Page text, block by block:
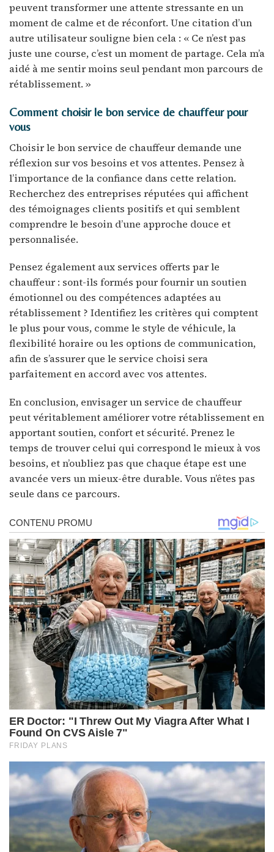
peuvent transformer une attente stressante en un
moment de calme et de réconfort. Une citation d’un
autre utilisateur souligne bien cela : « Ce n’est pas
juste une course, c’est un moment de partage. Cela m’a
aidé à me sentir moins seul pendant mon parcours de
rétablissement. »
Comment choisir le bon service de chauffeur pour
vous
Choisir le bon service de chauffeur demande une
réflexion sur vos besoins et vos attentes. Pensez à
l’importance de la confiance dans cette relation.
Recherchez des entreprises réputées qui affichent
des témoignages clients positifs et qui semblent
comprendre le besoin d’une approche douce et
personnalisée.
Pensez également aux services offerts par le
chauffeur : sont-ils formés pour fournir un soutien
émotionnel ou des compétences adaptées au
rétablissement ? Identifiez les critères qui comptent
le plus pour vous, comme le style de véhicule, la
flexibilité horaire ou les options de communication,
afin de s’assurer que le service choisi sera
parfaitement en accord avec vos attentes.
En conclusion, envisager un service de chauffeur
peut véritablement améliorer votre rétablissement en
apportant soutien, confort et sécurité. Prenez le
temps de trouver celui qui correspond le mieux à vos
besoins, et n’oubliez pas que chaque étape est une
avancée vers un mieux-être durable. Vous n’êtes pas
seule dans ce parcours.